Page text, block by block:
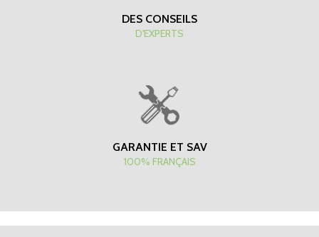
DES CONSEILS
D'EXPERTS
GARANTIE ET SAV
100% FRANÇAIS